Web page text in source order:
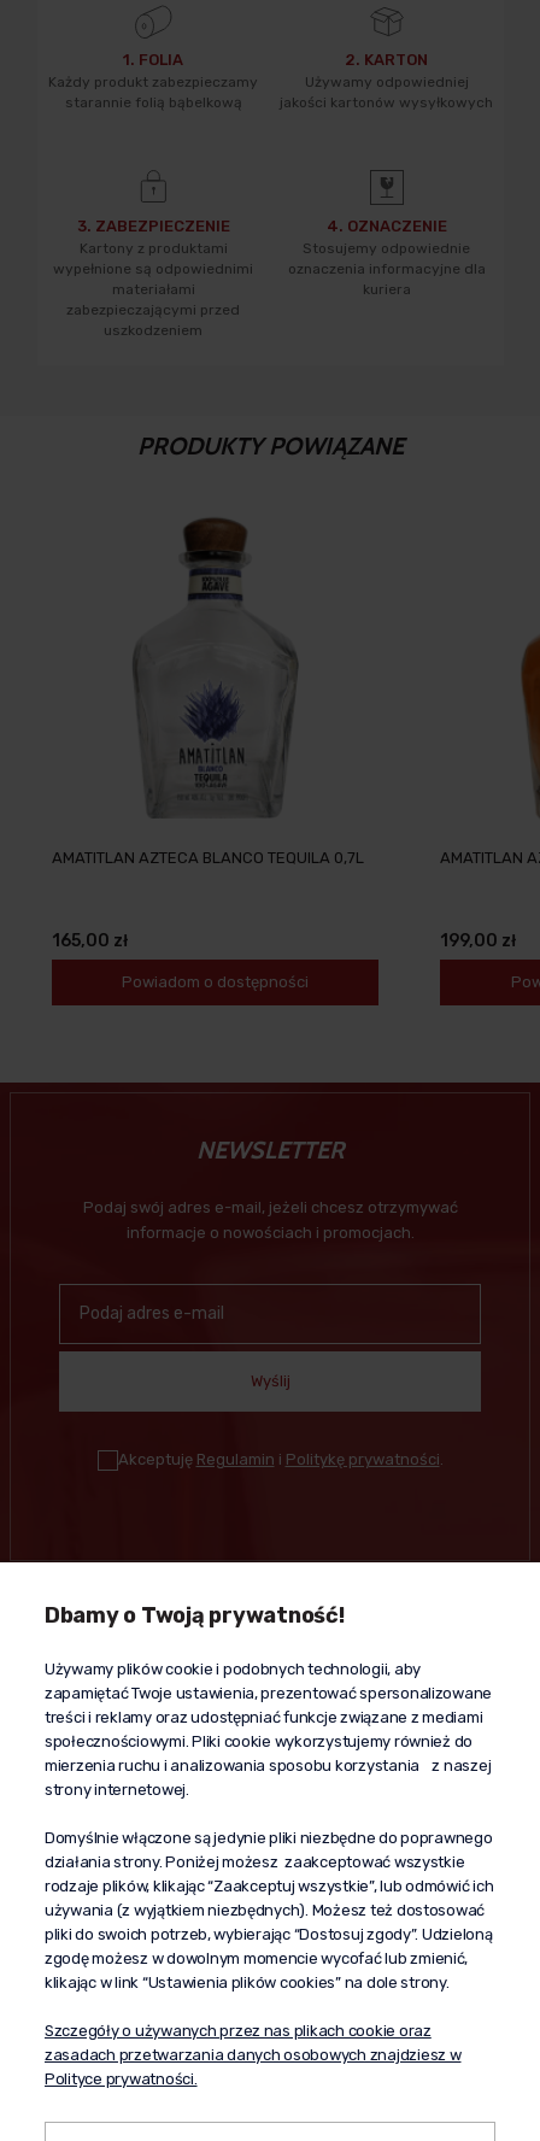
1. FOLIA
Każdy produkt zabezpieczamy
starannie folią bąbelkową
2. KARTON
Używamy odpowiedniej
jakości kartonów wysyłkowych
3. ZABEZPIECZENIE
Kartony z produktami
wypełnione są odpowiednimi
materiałami
zabezpieczającymi przed
uszkodzeniem
4. OZNACZENIE
Stosujemy odpowiednie
oznaczenia informacyjne dla
kuriera
PRODUKTY POWIĄZANE
AMATITLAN AZTECA BLANCO TEQUILA 0,7L
165,00 zł
Powiadom o dostępności
AMATITLAN
199,00 zł
NEWSLETTER
Podaj swój adres e-mail, jeżeli chcesz otrzymywać
informacje o nowościach i promocjach.
Wyślij
Akceptuję Regulamin i Politykę prywatności
Kontakt
+48 603 610 870
kontakt@propaganda24h.pl
“Propaganda"
al. Komisji Edukacji Narodowej 51/U5
02-797 Warszawa
Pomoc
Dostawa
Moje konto
O firmie
Dbamy o Twoją prywatność!
Używamy plików cookie i podobnych technologii, aby
zapamiętać Twoje ustawienia, prezentować spersonalizowane
treści i reklamy oraz udostępniać funkcje związane z mediami
społecznościowymi. Pliki cookie wykorzystujemy również do
mierzenia ruchu i analizowania sposobu korzystania z naszej
strony internetowej.
Domyślnie włączone są jedynie pliki niezbędne do poprawnego
działania strony. Poniżej możesz zaakceptować wszystkie
rodzaje plików, klikając “Zaakceptuj wszystkie”, lub odmówić ich
używania (z wyjątkiem niezbędnych). Możesz też dostosować
pliki do swoich potrzeb, wybierając “Dostosuj zgody”. Udzieloną
zgodę możesz w dowolnym momencie wycofać lub zmienić,
klikając w link “Ustawienia plików cookies” na dole strony.
Szczegóły o używanych przez nas plikach cookie oraz
zasadach przetwarzania danych osobowych znajdziesz w
Polityce prywatności.